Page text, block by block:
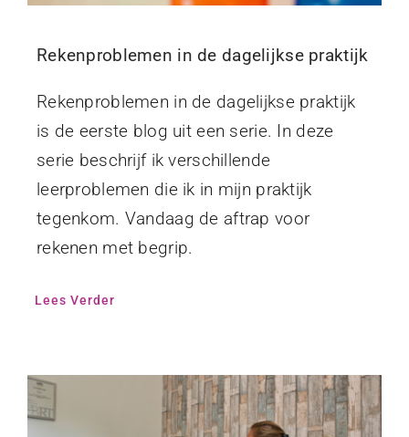
Rekenproblemen in de dagelijkse praktijk
Rekenproblemen in de dagelijkse praktijk
is de eerste blog uit een serie. In deze
serie beschrijf ik verschillende
leerproblemen die ik in mijn praktijk
tegenkom. Vandaag de aftrap voor
rekenen met begrip.
Lees Verder